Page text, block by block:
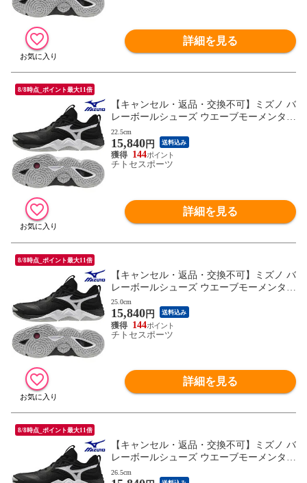
詳細を見る
8/8時点_ポイント最大11倍
【キャンセル・返品・交換不可】ミズノ バ
レーボールシューズ ウエーブモーメンタム
ELITE V1GA251254 ユニセックス 2025AW
RFCL
22.5cm
15,840円 送料込み
144
チトセスポーツ
詳細を見る
8/8時点_ポイント最大11倍
【キャンセル・返品・交換不可】ミズノ バ
レーボールシューズ ウエーブモーメンタム
ELITE V1GA251254 ユニセックス 2025AW
RFCL
25.0cm
15,840円 送料込み
144
チトセスポーツ
詳細を見る
8/8時点_ポイント最大11倍
【キャンセル・返品・交換不可】ミズノ バ
レーボールシューズ ウエーブモーメンタム
ELITE V1GA251254 ユニセックス 2025AW
26.5cm